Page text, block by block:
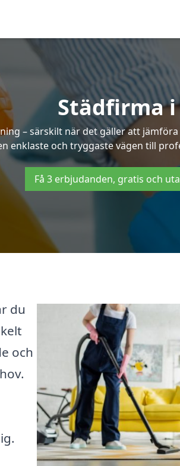
Städfirma i
– särskilt när det gäller att
enklaste och tryggaste vägen till
Få 3 erbjudanden, gratis och
du
och